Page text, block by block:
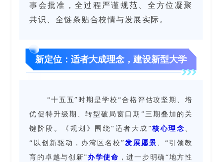
事会批准，全过程严谨规范、全方位凝聚
共识、全链条贴合校情与发展实际。
新定位：适者大成理念，建设新型大学
“十五五”时期是学校“合格评估攻坚期、培
优促特升级期、转型破局窗口期”三期叠加的关
键阶段。
《规划》围绕“适者大成”核心理念、
“以创新驱动，办湾区名校”发展愿景、“引领教
育的卓越与创新”办学使命 ，进一步明确“地方性